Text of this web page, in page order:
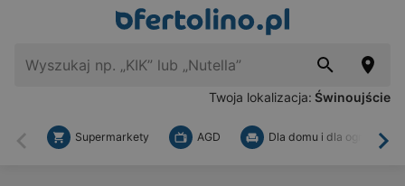
Twoja lokalizacja: Świnoujście
Wstecz
Supermarkety AGD Dla domu i dla ogrodu